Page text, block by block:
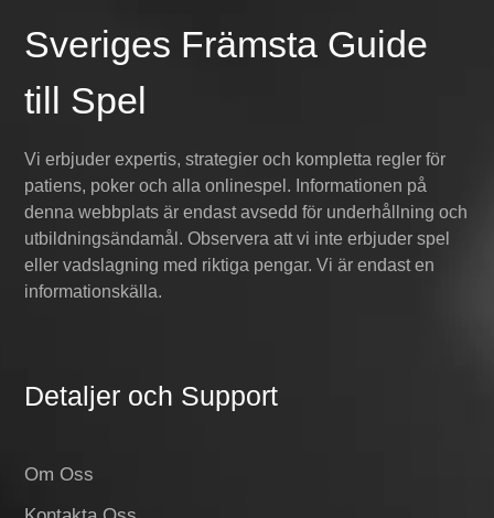
Sveriges Främsta Guide
till Spel
Vi erbjuder expertis, strategier och kompletta regler för
patiens, poker och alla onlinespel. Informationen på
denna webbplats är endast avsedd för underhållning och
utbildningsändamål. Observera att vi inte erbjuder spel
eller vadslagning med riktiga pengar. Vi är endast en
informationskälla.
Detaljer och Support
Om Oss